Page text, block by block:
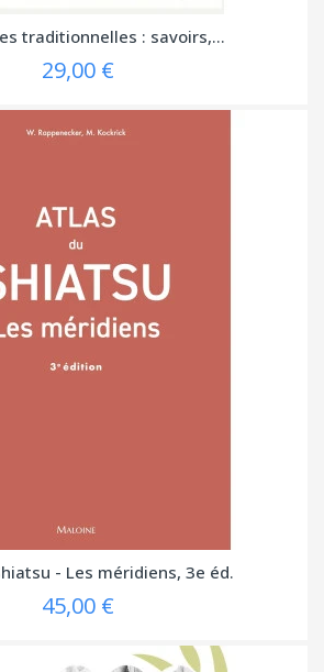
traditionnelles : savoirs,...
29,00 €
- Les méridiens, 3e éd.
45,00 €